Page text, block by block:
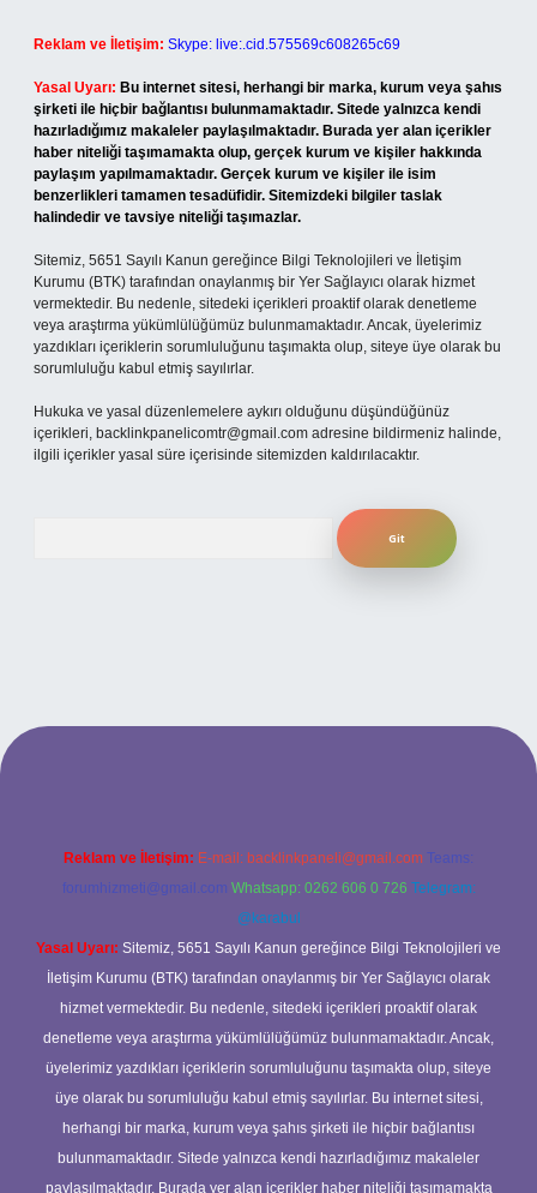
Reklam ve İletişim: Skype: live:.cid.575569c608265c69
Yasal Uyarı: Bu internet sitesi, herhangi bir marka, kurum veya şahıs
şirketi ile hiçbir bağlantısı bulunmamaktadır. Sitede yalnızca kendi
hazırladığımız makaleler paylaşılmaktadır. Burada yer alan içerikler
haber niteliği taşımamakta olup, gerçek kurum ve kişiler hakkında
paylaşım yapılmamaktadır. Gerçek kurum ve kişiler ile isim
benzerlikleri tamamen tesadüfidir. Sitemizdeki bilgiler taslak
halindedir ve tavsiye niteliği taşımazlar.
Sitemiz, 5651 Sayılı Kanun gereğince Bilgi Teknolojileri ve İletişim
Kurumu (BTK) tarafından onaylanmış bir Yer Sağlayıcı olarak hizmet
vermektedir. Bu nedenle, sitedeki içerikleri proaktif olarak denetleme
veya araştırma yükümlülüğümüz bulunmamaktadır. Ancak, üyelerimiz
yazdıkları içeriklerin sorumluluğunu taşımakta olup, siteye üye olarak bu
sorumluluğu kabul etmiş sayılırlar.
Hukuka ve yasal düzenlemelere aykırı olduğunu düşündüğünüz
içerikleri, backlinkpanelicomtr@gmail.com adresine bildirmeniz halinde,
ilgili içerikler yasal süre içerisinde sitemizden kaldırılacaktır.
ilbet giriş adresi
Reklam ve İletişim: E-mail: backlinkpaneli@gmail.com Teams:
forumhizmeti@gmail.com Whatsapp: 0262 606 0 726 Telegram:
@karabul
Yasal Uyarı: Sitemiz, 5651 Sayılı Kanun gereğince Bilgi Teknolojileri ve
İletişim Kurumu (BTK) tarafından onaylanmış bir Yer Sağlayıcı olarak
hizmet vermektedir. Bu nedenle, sitedeki içerikleri proaktif olarak
denetleme veya araştırma yükümlülüğümüz bulunmamaktadır. Ancak,
üyelerimiz yazdıkları içeriklerin sorumluluğunu taşımakta olup, siteye
üye olarak bu sorumluluğu kabul etmiş sayılırlar. Bu internet sitesi,
herhangi bir marka, kurum veya şahıs şirketi ile hiçbir bağlantısı
bulunmamaktadır. Sitede yalnızca kendi hazırladığımız makaleler
paylaşılmaktadır. Burada yer alan içerikler haber niteliği taşımamakta